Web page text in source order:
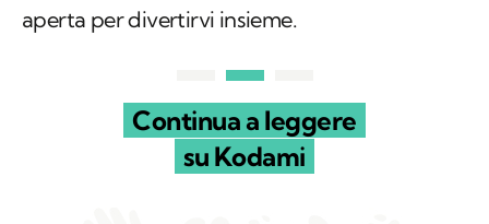
aperta per divertirvi insieme.
Continua a leggere
su Kodami